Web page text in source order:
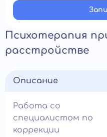
Психотерапия
расстройстве
Описание
Работа со
специалистом по
коррекции